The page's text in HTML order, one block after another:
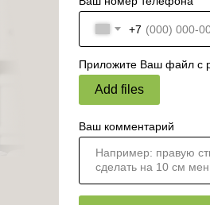
+7
Приложите Ваш файл с
Add files
Ваш комментарий